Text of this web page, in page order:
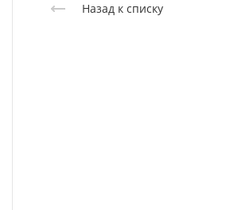
Назад к списку